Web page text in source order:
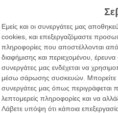
Εμείς και οι συνεργάτες μας
cookies, και επεξεργαζόμαστε
πληροφορίες που αποστέλλονται από
διαφήμισης και περιεχομένου,
συνεργάτες μας ενδέχεται να
μέσω σάρωσης συσκευών. Μπορείτε
συνεργάτες μας όπως
λεπτομερείς πληροφορίες και να
Λάβετε υπόψη ότι κάποια
ΤΑΙΝΙΕΣ
κριτικές ταινιών.
ΑΡΘΡΑ
Αυτή είναι η πιο